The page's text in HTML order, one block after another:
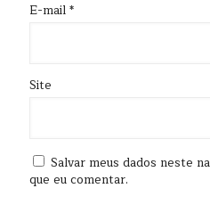
E-mail*
Site
Salvar meus dados neste
que eu comentar.